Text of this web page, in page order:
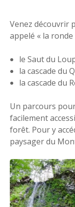
Venez découvrir
appelé « la ronde
le Saut du
la cascade du
la cascade du
Un parcours
facilement
forêt. Pour y
paysager du